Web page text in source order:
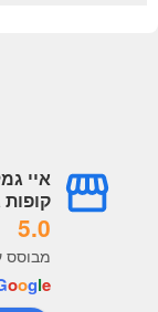
איי
5.0
מבוסס על 10
oogle